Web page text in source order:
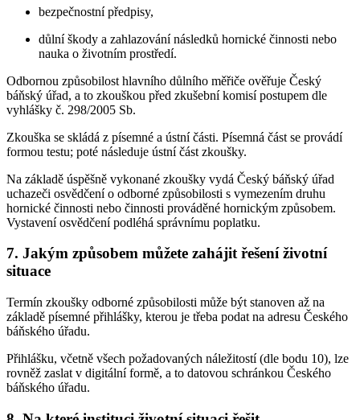
bezpečnostní předpisy,
důlní škody a zahlazování následků hornické činnosti nebo
nauka o životním prostředí.
Odbornou způsobilost hlavního důlního měřiče ověřuje Český
báňský úřad, a to zkouškou před zkušební komisí postupem dle
vyhlášky č. 298/2005 Sb.
Zkouška se skládá z písemné a ústní části. Písemná část se provádí
formou testu; poté následuje ústní část zkoušky.
Na základě úspěšně vykonané zkoušky vydá Český báňský úřad
uchazeči osvědčení o odborné způsobilosti s vymezením druhu
hornické činnosti nebo činnosti prováděné hornickým způsobem.
Vystavení osvědčení podléhá správnímu poplatku.
7. Jakým způsobem můžete zahájit řešení životní
situace
Termín zkoušky odborné způsobilosti může být stanoven až na
základě písemné přihlášky, kterou je třeba podat na adresu Českého
báňského úřadu.
Přihlášku, včetně všech požadovaných náležitostí (dle bodu 10), lze
rovněž zaslat v digitální formě, a to datovou schránkou Českého
báňského úřadu.